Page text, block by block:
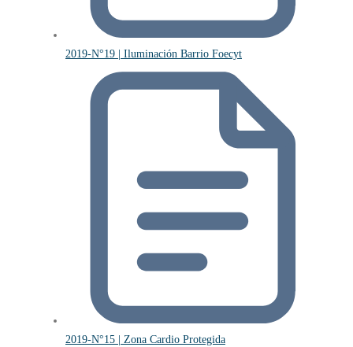
2019-N°19 | Iluminación Barrio Foecyt
2019-N°15 | Zona Cardio Protegida